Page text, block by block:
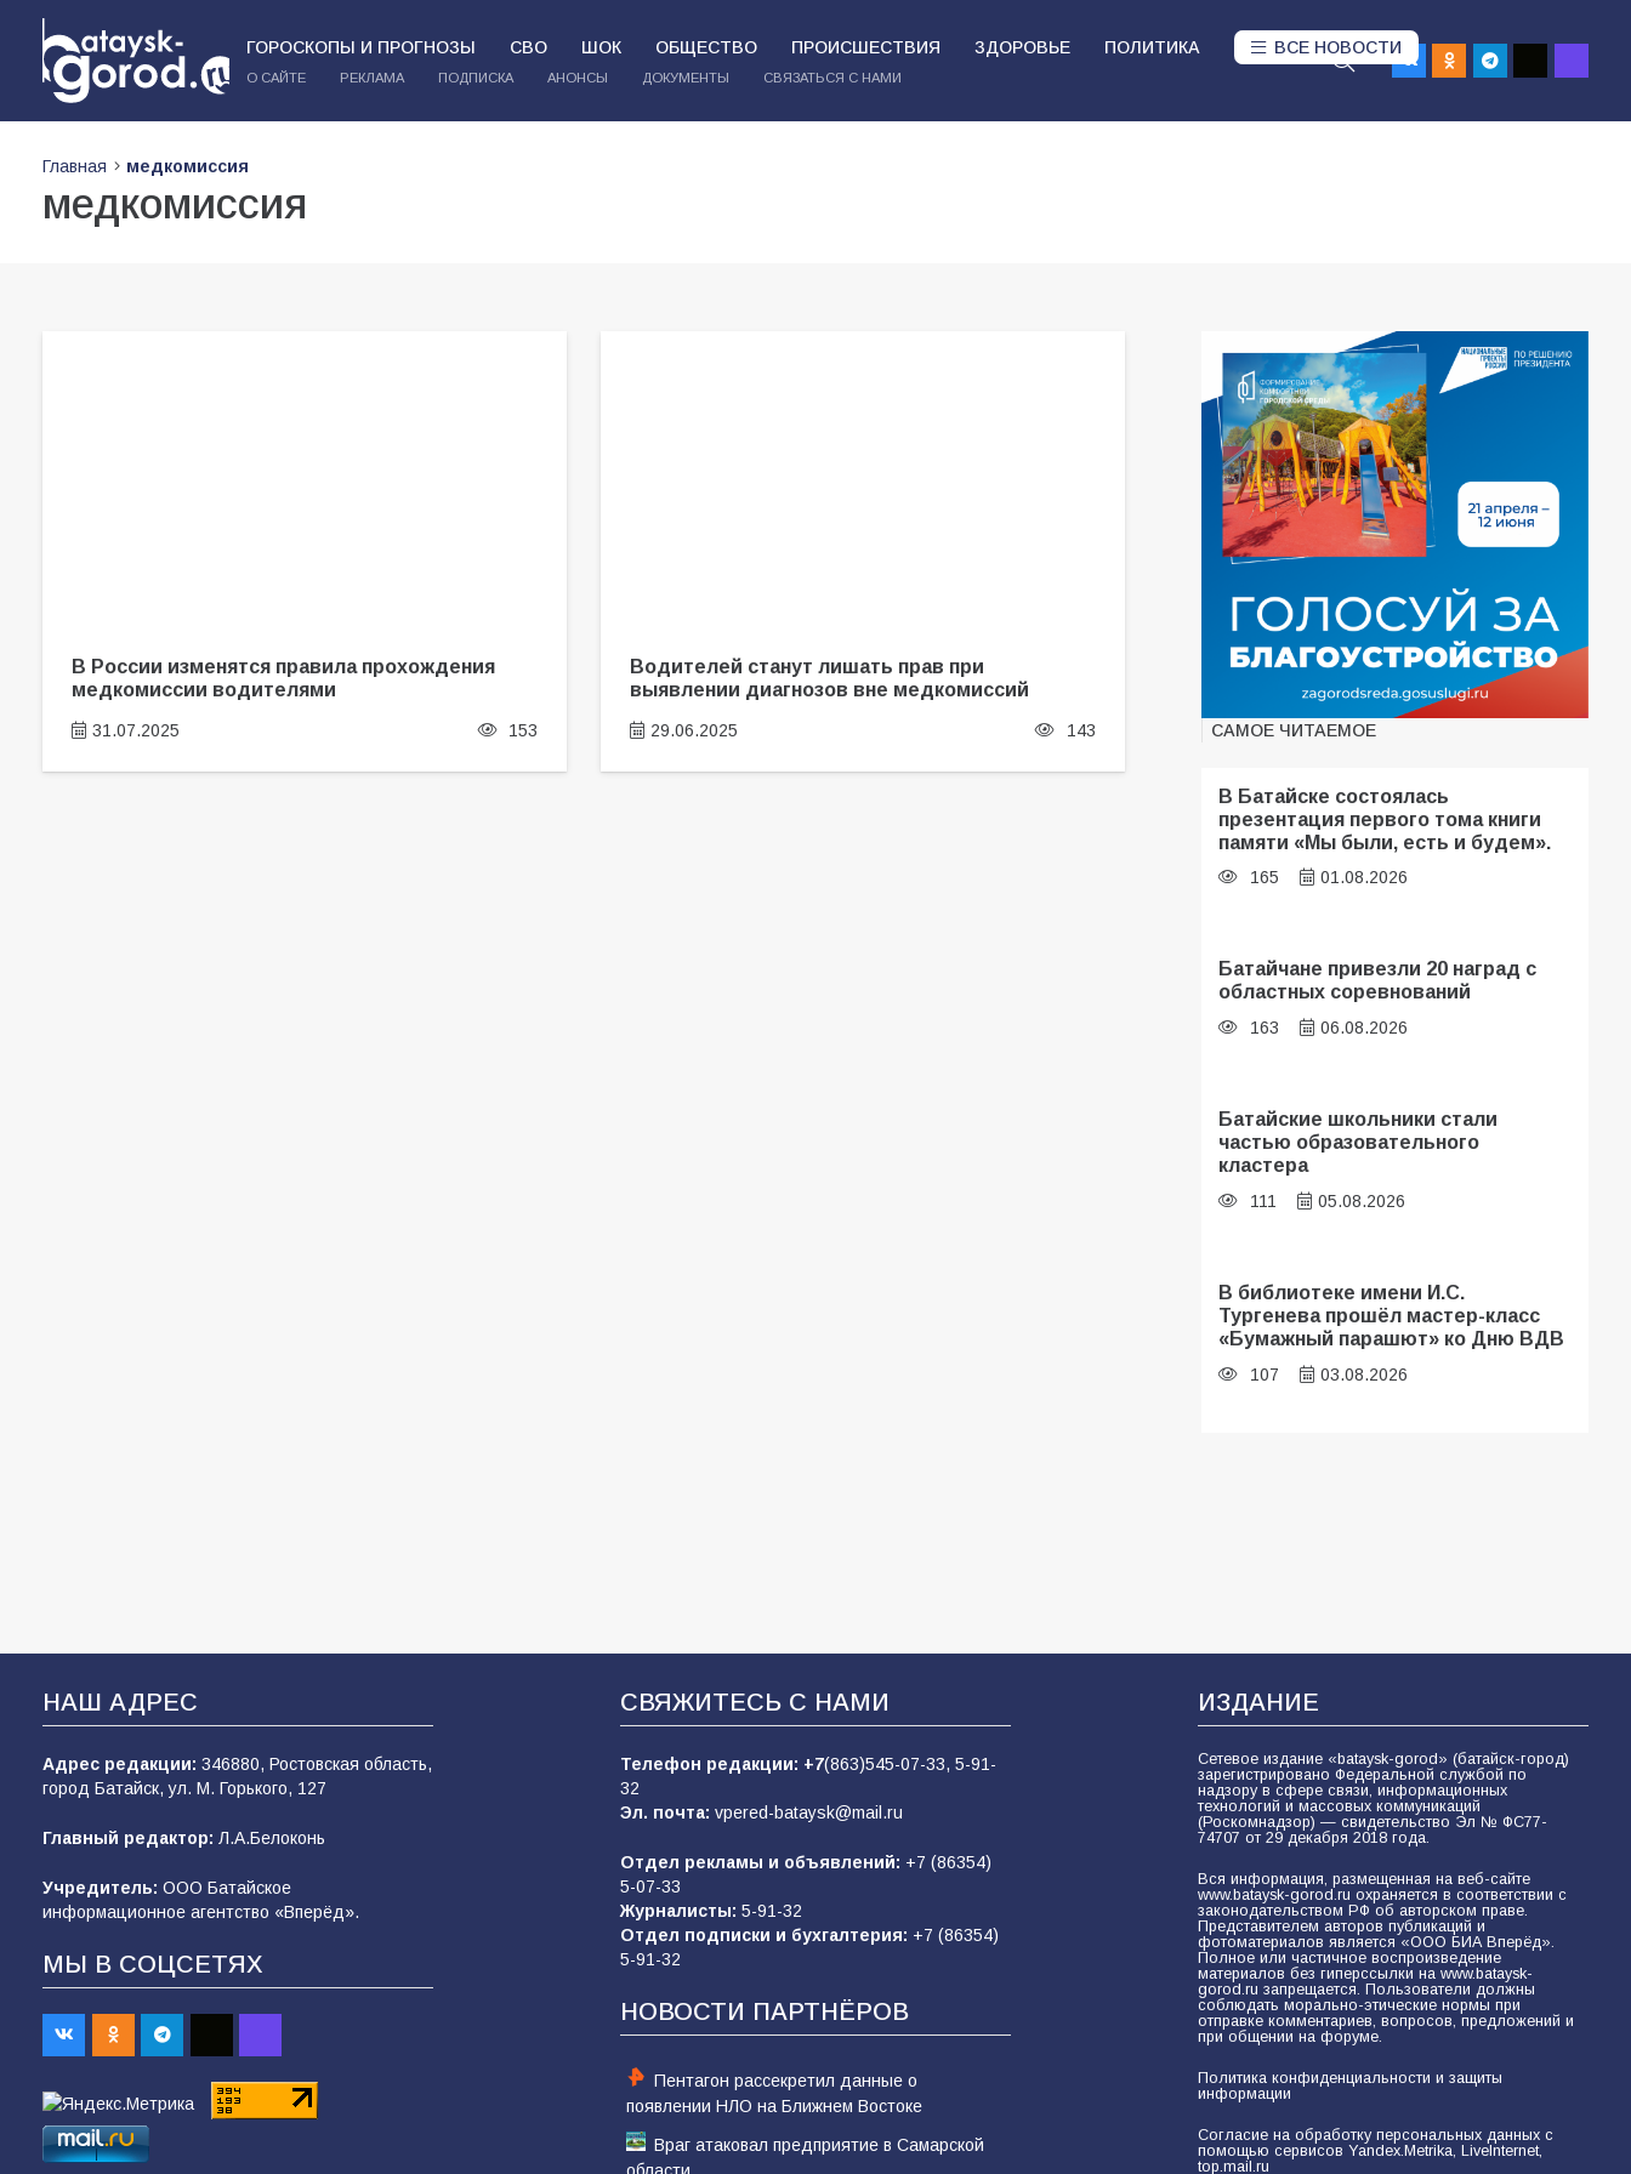
ГОРОСКОПЫ И ПРОГНОЗЫ СВО ШОК ОБЩЕСТВО ПРОИСШЕСТВИЯ ЗДОРОВЬЕ ПОЛИТИКА ВСЕ НОВОСТИ
О САЙТЕ РЕКЛАМА ПОДПИСКА АНОНСЫ ДОКУМЕНТЫ СВЯЗАТЬСЯ С НАМИ
Главная медкомиссия
медкомиссия
В России изменятся правила прохождения
медкомиссии водителями
31.07.2025 153
Водителей станут лишать прав при
выявлении диагнозов вне медкомиссий
29.06.2025 143 САМОЕ ЧИТАЕМОЕ
В Батайске состоялась
презентация первого тома книги
памяти «Мы были, есть и будем».
165 01.08.2026
Батайчане привезли 20 наград с
областных соревнований
163 06.08.2026
Батайские школьники стали
частью образовательного
кластера
111 05.08.2026
В библиотеке имени И.С.
Тургенева прошёл мастер-класс
«Бумажный парашют» ко Дню ВДВ
107 03.08.2026
101
Будет ли мобилизация в России в
2026 году после выборов: в
Госдуме дали ответ
99
«Слухами Москву не возьмёшь»:
почему заявления Киева о
мобилизации — это отчаяние, а не
разведка
81 02.08.2026
В детском саду № 35 дети
освоили строительные профессии
НАШ АДРЕС
Адрес редакции: 346880, Ростовская область,
город Батайск, ул. М. Горького, 127
Главный редактор: Л.А.Белоконь
Учредитель: ООО Батайское
информационное агентство «Вперёд».
МЫ В СОЦСЕТЯХ
СВЯЖИТЕСЬ С НАМИ
Телефон редакции: +7(863)545-07-33, 5-91-
32
Эл. почта: vpered-bataysk@mail.ru
Отдел рекламы и объявлений: +7 (86354)
5-07-33
Журналисты: 5-91-32
Отдел подписки и бухгалтерия: +7 (86354)
5-91-32
НОВОСТИ ПАРТНЁРОВ
Пентагон рассекретил данные о
появлении НЛО на Ближнем Востоке
Враг атаковал предприятие в Самарской
ИЗДАНИЕ
Сетевое издание «bataysk-gorod» (батайск-город)
зарегистрировано Федеральной службой по
надзору в сфере связи, информационных
технологий и массовых коммуникаций
(Роскомнадзор) — свидетельство Эл № ФС77-
74707 от 29 декабря 2018 года.
Вся информация, размещенная на веб-сайте
www.bataysk-gorod.ru охраняется в соответствии с
законодательством РФ об авторском праве.
Представителем авторов публикаций и
фотоматериалов является «ООО БИА Вперёд».
Полное или частичное воспроизведение
материалов без гиперссылки на www.bataysk-
gorod.ru запрещается. Пользователи должны
соблюдать морально-этические нормы при
отправке комментариев, вопросов, предложений и
при общении на форуме.
Политика конфиденциальности и защиты
информации
Согласие на обработку персональных данных с
помощью сервисов Yandex.Metrika, LiveInternet,
top.mail.ru